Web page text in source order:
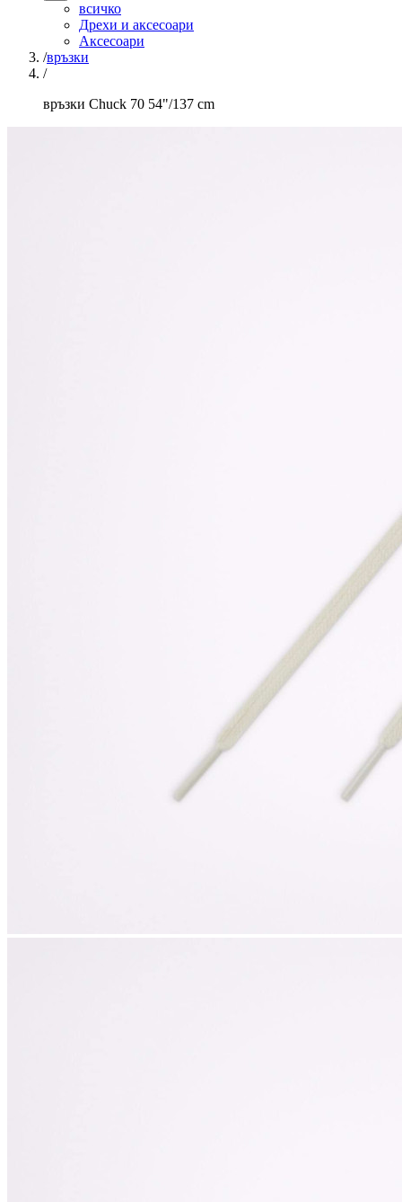
всичко
Дрехи и аксесоари
Аксесоари
/връзки
/
връзки Chuck 70 54"/137 cm